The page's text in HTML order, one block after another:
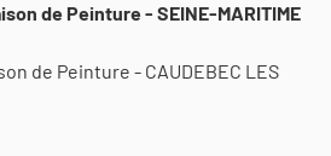
de Peinture - SEINE-MARITIME
de Peinture - CAUDEBEC LES